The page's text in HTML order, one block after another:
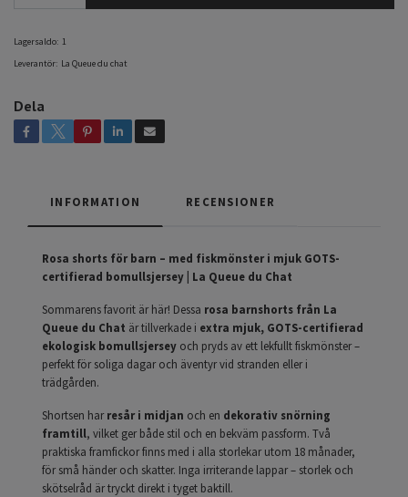
Lagersaldo: 1
Leverantör: La Queue du chat
Dela
INFORMATION RECENSIONER
Rosa shorts för barn – med fiskmönster i mjuk GOTS-
certifierad bomullsjersey | La Queue du Chat
Sommarens favorit är här! Dessa rosa barnshorts från La
Queue du Chat är tillverkade i extra mjuk, GOTS-certifierad
ekologisk bomullsjersey och pryds av ett lekfullt fiskmönster –
perfekt för soliga dagar och äventyr vid stranden eller i
trädgården.
Shortsen harresår i midjan och en dekorativ snörning
framtill, vilket ger både stil och en bekväm passform. Två
praktiska framfickor finns med i alla storlekar utom 18 månader,
för små händer och skatter. Inga irriterande lappar – storlek och
skötselråd är tryckt direkt i tyget baktill.